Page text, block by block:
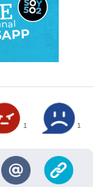
1 1